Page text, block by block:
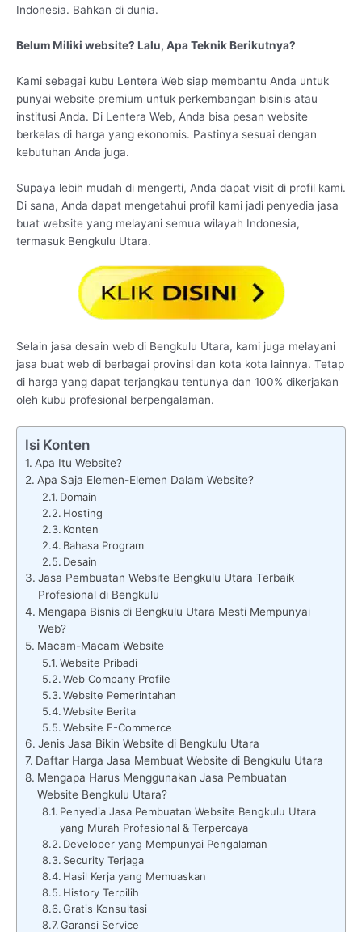
Indonesia. Bahkan di dunia.
Belum Miliki website? Lalu, Apa Teknik Berikutnya?
Kami sebagai kubu Lentera Web siap membantu Anda untuk
punyai website premium untuk perkembangan bisinis atau
institusi Anda. Di Lentera Web, Anda bisa pesan website
berkelas di harga yang ekonomis. Pastinya sesuai dengan
kebutuhan Anda juga.
Supaya lebih mudah di mengerti, Anda dapat visit di profil kami.
Di sana, Anda dapat mengetahui profil kami jadi penyedia jasa
buat website yang melayani semua wilayah Indonesia,
termasuk Bengkulu Utara.
Selain jasa desain web di Bengkulu Utara, kami juga melayani
jasa buat web di berbagai provinsi dan kota kota lainnya. Tetap
di harga yang dapat terjangkau tentunya dan 100% dikerjakan
oleh kubu profesional berpengalaman.
Isi Konten
Apa Itu Website?
Apa Saja Elemen-Elemen Dalam Website?
Domain
Hosting
Konten
Bahasa Program
Desain
Jasa Pembuatan Website Bengkulu Utara Terbaik
Profesional di Bengkulu
Mengapa Bisnis di Bengkulu Utara Mesti Mempunyai
Web?
Macam-Macam Website
Website Pribadi
Web Company Profile
Website Pemerintahan
Website Berita
Website E-Commerce
Jenis Jasa Bikin Website di Bengkulu Utara
Daftar Harga Jasa Membuat Website di Bengkulu Utara
Mengapa Harus Menggunakan Jasa Pembuatan
Website Bengkulu Utara?
Penyedia Jasa Pembuatan Website Bengkulu Utara
yang Murah Profesional & Terpercaya
Developer yang Mempunyai Pengalaman
Security Terjaga
Hasil Kerja yang Memuaskan
History Terpilih
Gratis Konsultasi
Garansi Service